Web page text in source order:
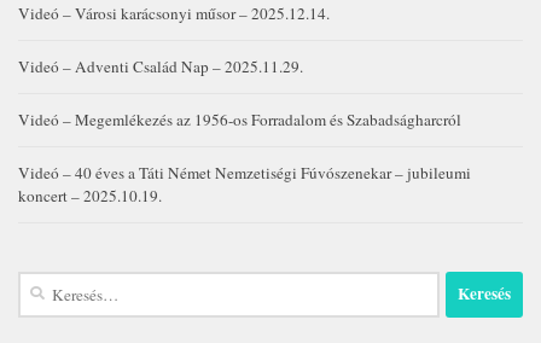
Videó – Városi karácsonyi műsor – 2025.12.14.
Videó – Adventi Család Nap – 2025.11.29.
Videó – Megemlékezés az 1956-os Forradalom és Szabadságharcról
Videó – 40 éves a Táti Német Nemzetiségi Fúvószenekar – jubileumi
koncert – 2025.10.19.
Keresés: